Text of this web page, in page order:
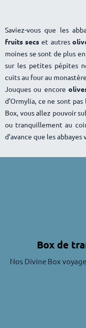
Saviez-vous que les
fruits secs et autres
moines se sont de plus
sur les petites pépites
cuits au four au
Jouques ou encore
d’Ormylia, ce ne sont
Box, vous allez pouvoir
ou tranquillement au
d’avance que les
Box de
Nos Divine Box